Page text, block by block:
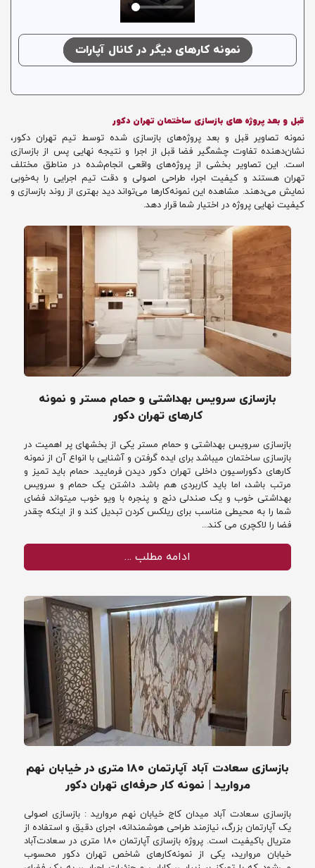
نمونه کارهای دیگر در کانال آپارات
قبل و بعد پروژه های بازسازی ساختمان تهران دکور
نمونه تصاویر قبل و بعد پروژه‌های بازسازی شده توسط تیم تهران دکور،
نشان‌دهنده تفاوت چشمگیر فضا قبل از اجرا و نتیجه نهایی پس از بازسازی
است. این تصاویر بخشی از پروژه‌های واقعی انجام‌شده در مناطق مختلف
تهران هستند و کیفیت اجرا، طراحی اصولی و دقت تیم اجرایی را به‌خوبی
نمایش می‌دهند. مشاهده این نمونه‌کارها می‌تواند دید بهتری از روند بازسازی و
کیفیت نهایی پروژه در اختیار شما قرار دهد.
بازسازی سرویس بهداشتی و حمام مستر و نمونه
کارهای تهران دکور
بازسازی سرویس بهداشتی و حمام مستر یکی از بخشهای پر اهمیت در
بازسازی ساختمان میباشد برای ایده گرفتن و آشنایی با انواع آن از نمونه
کارهای دکوراسیون داخلی تهران دکور دیدن فرمایید. حمام باید تمیز و
مرتب باشد، اما باید کاربردی هم باشد. داشتن یک حمام و سرویس
بهداشتی خوب و یک صندلی دنج و پنجره با ویو خوب میتواند فضای
شما را به محیطی مناسب برای ریلکس کردن تبدیل کند و از اینکه چقدر
فضا را لاکچری می کند...
ادامه مطلب …
بازسازی سعادت آباد آپارتمان ۱۸۰ متری در خیابان نهم
مروارید | نمونه کار حرفه‌ای تهران دکور
بازسازی سعادت آباد میدان کاج خیابان نهم مروارید : بازسازی اصولی
یک آپارتمان بزرگ، نیازمند طراحی هوشمندانه، اجرای دقیق و استفاده از
متریال باکیفیت است. پروژه بازسازی آپارتمان ۱۸۰ متری در سعادت‌آباد
خیابان مروارید، یکی از نمونه‌کارهای شاخص تهران دکور محسوب